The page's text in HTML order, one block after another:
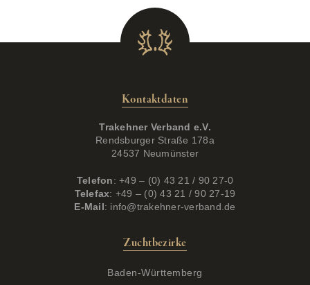
Kontaktdaten
Trakehner Verband e.V.
Rendsburger Straße 178a
24537 Neumünster
Telefon: +49 – (0) 43 21 / 90 27-0
Telefax: +49 – (0) 43 21 / 90 27-19
E-Mail: info@trakehner-verband.de
Zuchtbezirke
Baden-Württemberg